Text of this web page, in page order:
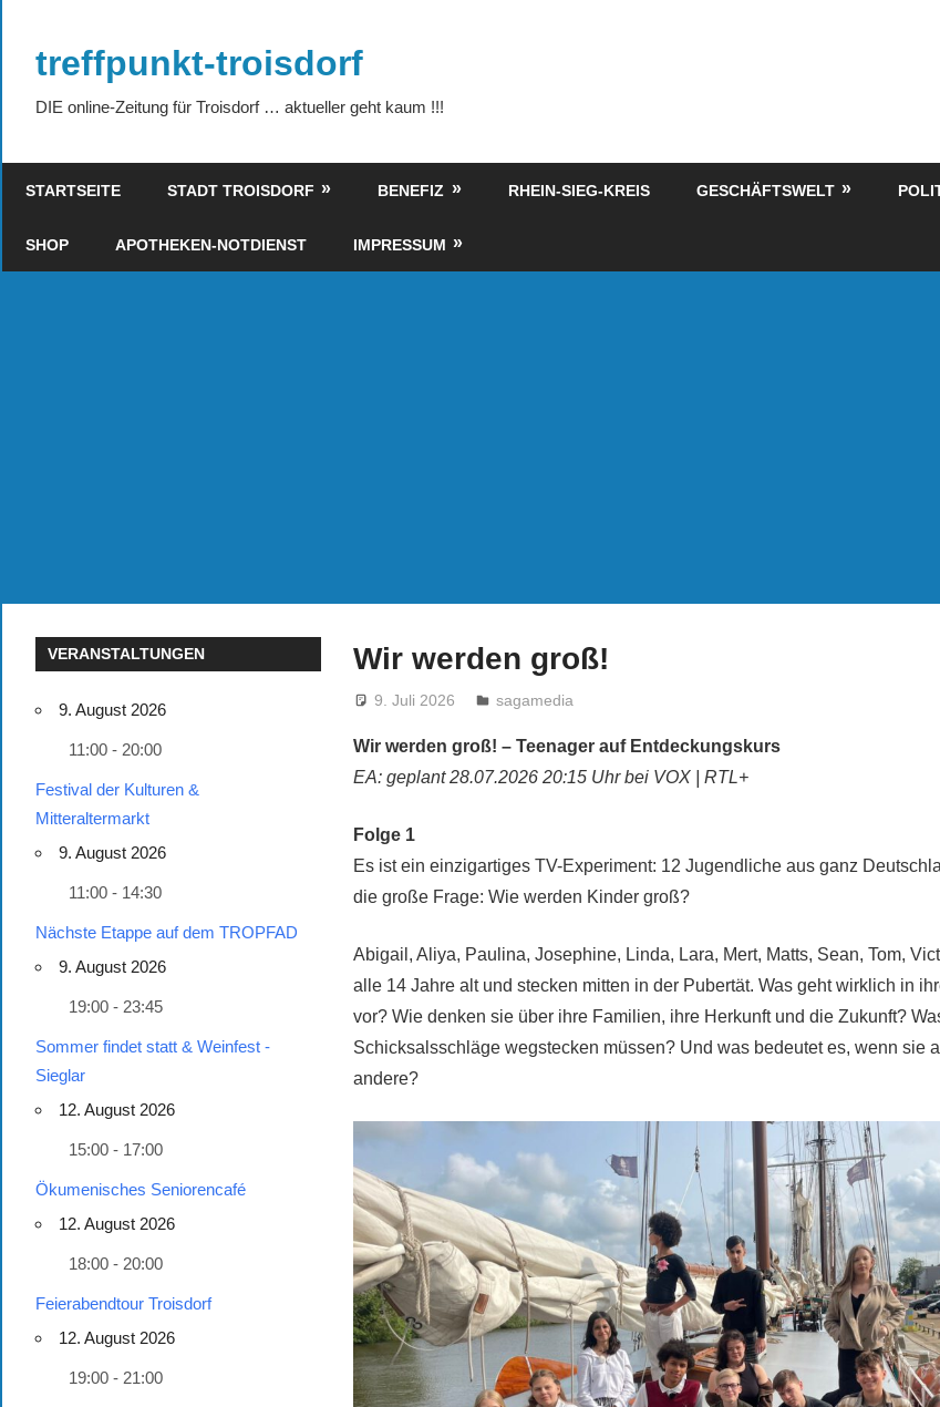
springentreffpunkt-troisdorf
DIE online-Zeitung für Troisdorf … aktueller geht kaum !!!
STARTSEITE STADT TROISDORF BENEFIZ RHEIN-SIEG-KREIS GESCHÄFTSWELT
SHOP APOTHEKEN-NOTDIENST IMPRESSUM
Wir werden groß!
9. Juli 2026 treffpunkt
sagamedia
Wir werden groß! – Teenager auf Entdeckungskurs
EA: geplant 28.07.2026 20:15 Uhr bei VOX | RTL+
Folge 1
Es ist ein einzigartiges TV-Experiment: 12 Jugendliche aus ganz
die große Frage: Wie werden Kinder groß?
Abigail, Aliya, Paulina, Josephine, Linda, Lara, Mert, Matts, Sean, Tom,
alle 14 Jahre alt und stecken mitten in der Pubertät. Was geht wirklich in
vor? Wie denken sie über ihre Familien, ihre Herkunft und die Zukunft?
Schicksalsschläge wegstecken müssen? Und was bedeutet es, wenn sie
andere?
VERANSTALTUNGEN
9. August 2026
11:00 - 20:00
Festival der Kulturen &
Mitteraltermarkt
9. August 2026
11:00 - 14:30
Nächste Etappe auf dem TROPFAD
9. August 2026
19:00 - 23:45
Sommer findet statt & Weinfest -
Sieglar
12. August 2026
15:00 - 17:00
Ökumenisches Seniorencafé
12. August 2026
18:00 - 20:00
Feierabendtour Troisdorf
12. August 2026
19:00 - 21:00